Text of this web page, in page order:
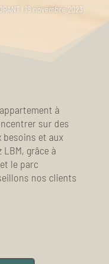
| 18 novembre 2023
à
sur des
et aux
grâce à
le parc
nos clients